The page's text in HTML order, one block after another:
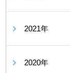
2021年
2020年